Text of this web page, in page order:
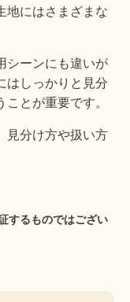
地にはさまざまな
シーンにも違いが
はしっかりと見分
とが重要です。
見分け方や扱い方
するものではござい